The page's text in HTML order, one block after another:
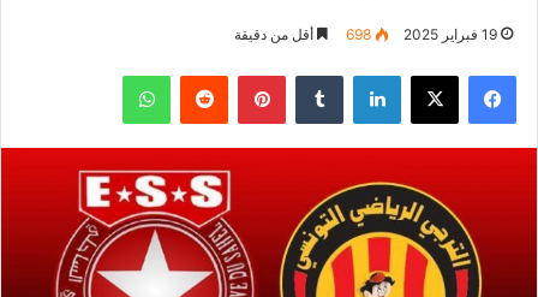
19 فبراير 2025 698 أقل من دقيقة
فيسبوك ‫X لينكدإن بينتيريست واتساب